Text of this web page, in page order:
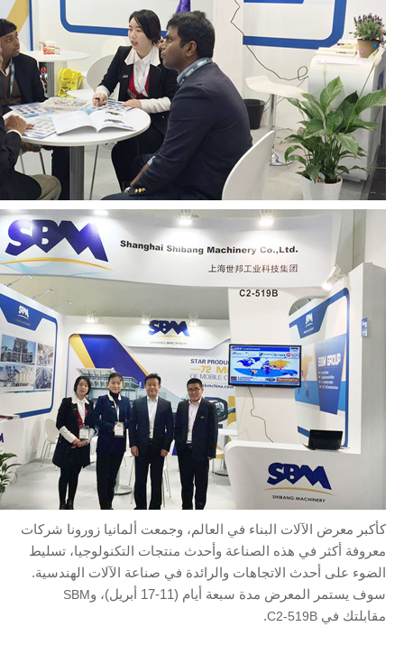
كأكبر معرض الآلات البناء في العالم، وجمعت ألمانيا زورونا شركات
معروفة أكثر في هذه الصناعة وأحدث منتجات التكنولوجيا، تسليط
الضوء على أحدث الاتجاهات والرائدة في صناعة الآلات الهندسية.
سوف يستمر المعرض مدة سبعة أيام (11-17 أبريل)، و
SBM
مقابلتك في C2-519B
.